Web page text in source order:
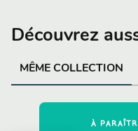
Découvrez
MÊME COLLECTION
À